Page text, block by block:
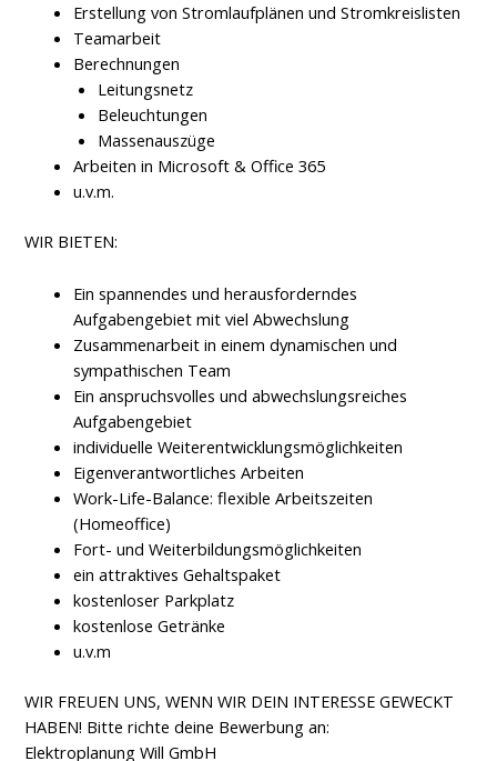
Erstellung von Stromlaufplänen und Stromkreislisten
Teamarbeit
Berechnungen
Leitungsnetz
Beleuchtungen
Massenauszüge
Arbeiten in Microsoft & Office 365
u.v.m.
WIR BIETEN:
Ein spannendes und herausforderndes
Aufgabengebiet mit viel Abwechslung
Zusammenarbeit in einem dynamischen und
sympathischen Team
Ein anspruchsvolles und abwechslungsreiches
Aufgabengebiet
individuelle Weiterentwicklungsmöglichkeiten
Eigenverantwortliches Arbeiten
Work-Life-Balance: flexible Arbeitszeiten
(Homeoffice)
Fort- und Weiterbildungsmöglichkeiten
ein attraktives Gehaltspaket
kostenloser Parkplatz
kostenlose Getränke
u.v.m
WIR FREUEN UNS, WENN WIR DEIN INTERESSE GEWECKT
HABEN! Bitte richte deine Bewerbung an:
Elektroplanung Will GmbH